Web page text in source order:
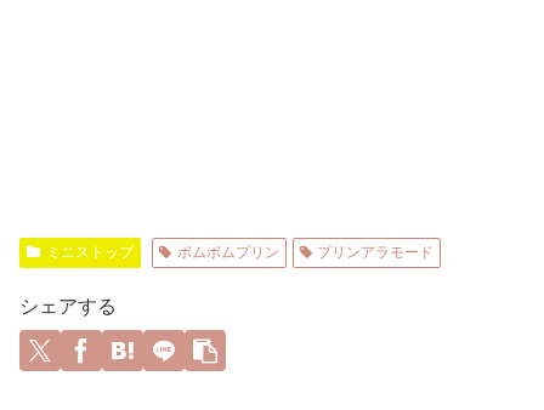
ミニストップ ポムポムプリン プリンアラモード
シェアする